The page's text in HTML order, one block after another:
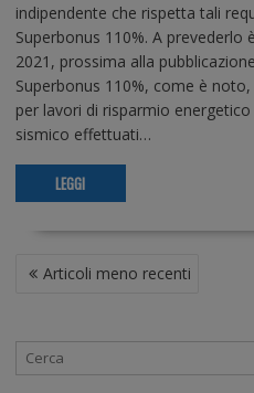
indipendente che rispetta tali
Superbonus 110%. A prevederlo
2021, prossima alla
Superbonus 110%, come è
per lavori di risparmio
sismico effettuati…
LEGGI
I
G
Articoli meno recenti